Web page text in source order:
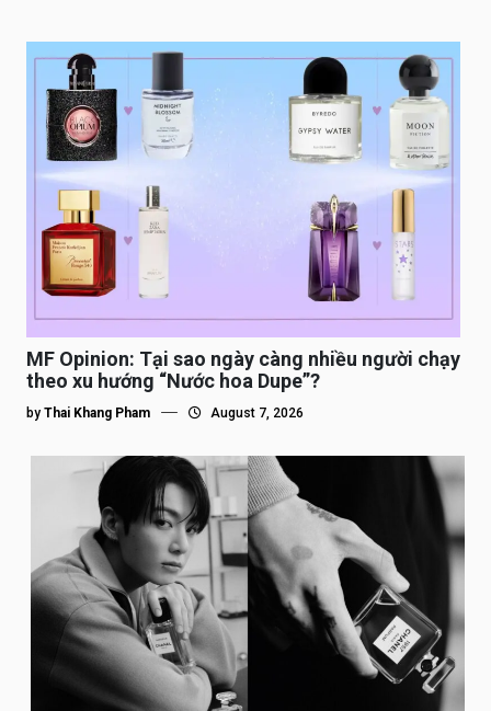
MF Opinion: Tại sao ngày càng nhiều người chạy
theo xu hướng “Nước hoa Dupe”?
by Thai Khang Pham August 7, 2026